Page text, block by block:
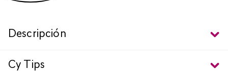
Descripción
Cy Tips